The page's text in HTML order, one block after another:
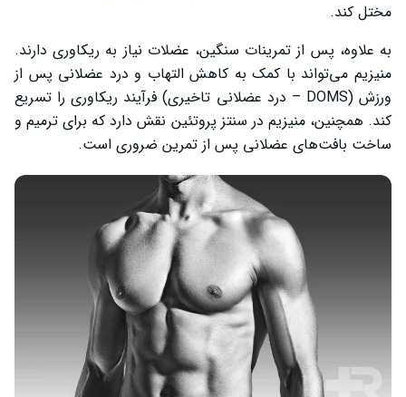
مختل کند.
به علاوه، پس از تمرینات سنگین، عضلات نیاز به ریکاوری دارند.
منیزیم می‌تواند با کمک به کاهش التهاب و درد عضلانی پس از
ورزش (DOMS – درد عضلانی تاخیری) فرآیند ریکاوری را تسریع
کند. همچنین، منیزیم در سنتز پروتئین نقش دارد که برای ترمیم و
ساخت بافت‌های عضلانی پس از تمرین ضروری است.